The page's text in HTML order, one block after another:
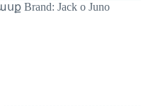
Brand: Jack o Juno